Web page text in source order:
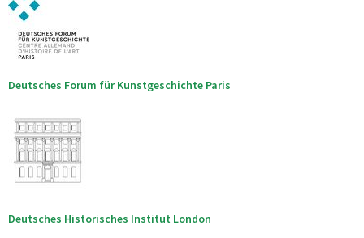
Deutsches Forum für Kunstgeschichte Paris
Deutsches Historisches Institut London